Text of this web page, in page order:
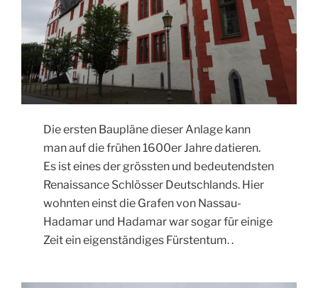
Die ersten Baupläne dieser Anlage kann
man auf die frühen 1600er Jahre datieren.
Es ist eines der grössten und bedeutendsten
Renaissance Schlösser Deutschlands. Hier
wohnten einst die Grafen von Nassau-
Hadamar und Hadamar war sogar für einige
Zeit ein eigenständiges Fürstentum. .